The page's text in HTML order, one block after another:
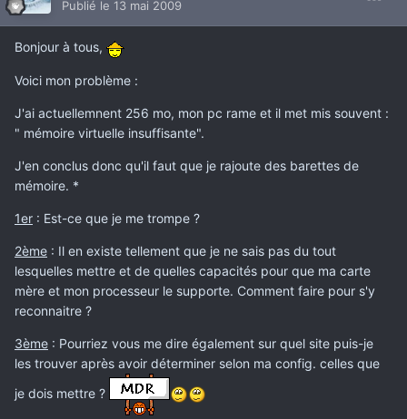
Publié le 13 mai 2009
Bonjour à tous,
Voici mon problème :
J'ai actuellemnent 256 mo, mon pc rame et il met mis souvent :
" mémoire virtuelle insuffisante".
J'en conclus donc qu'il faut que je rajoute des barettes de
mémoire. *
1er : Est-ce que je me trompe ?
2ème : Il en existe tellement que je ne sais pas du tout
lesquelles mettre et de quelles capacités pour que ma carte
mère et mon processeur le supporte. Comment faire pour s'y
reconnaitre ?
3ème : Pourriez vous me dire également sur quel site puis-je
les trouver après avoir déterminer selon ma config. celles que
je dois mettre ?